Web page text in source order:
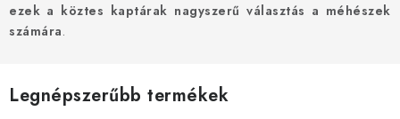
MÉZES ÉDESSÉG
ezek a köztes kaptárak nagyszerű választás a méhészek
számára.
Legnépszerűbb termékek